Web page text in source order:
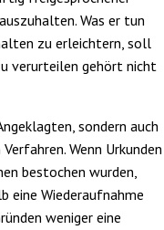
Was er tun
zu erleichtern, soll
verurteilen gehört nicht
sondern auch
Wenn Urkunden
bestochen wurden,
eine Wiederaufnahme
weniger eine